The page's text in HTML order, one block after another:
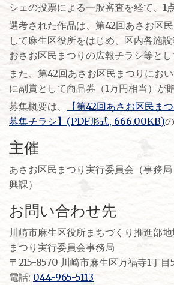
シェの投票による一般審査を経て、1
選考された作品は、第42回あさお区
して麻生区役所をはじめ、区内各施設
おさお区民まつりの広報チラシ等とし
また、第42回あさお区民まつりにお
に副賞として商品券（1万円相当）が
募集概要は、
【第42回あさお区民ま
募集チラシ】(PDF形式, 666.00KB)
主催
あさお区民まつり実行委員会（事務
興課）
お問い合わせ先
川崎市麻生区役所まちづくり推進部
まつり実行委員会事務局
〒215-8570 川崎市麻生区万福寺1丁目
電話: 044-965-5113